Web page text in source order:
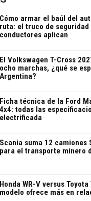
Cómo armar el baúl del
ruta: el truco de seguridad
conductores aplican
El Volkswagen T-Cross
ocho marchas, ¿qué se
Argentina?
Ficha técnica de la Ford
4x4: todas las
electrificada
Scania suma 12 camiones
para el transporte minero
Honda WR-V versus
modelo ofrece más en